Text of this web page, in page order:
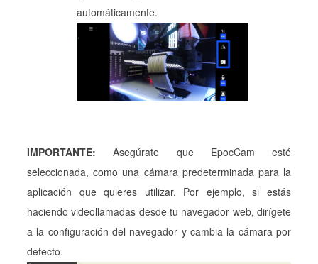
automáticamente.
IMPORTANTE: Asegúrate que EpocCam esté
seleccionada, como una cámara predeterminada para la
aplicación que quieres utilizar. Por ejemplo, si estás
haciendo videollamadas desde tu navegador web, dirígete
a la configuración del navegador y cambia la cámara por
defecto.